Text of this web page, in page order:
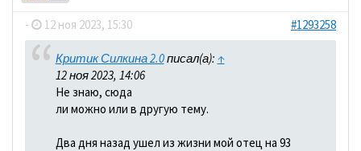
- 12 ноя 2023, 15:30 #1293258
Критик Силкина 2.0писал(а): ↑
12 ноя 2023, 14:06
Не знаю, сюда
ли можно или в другую тему.
Два дня назад ушел из жизни мой отец на 93